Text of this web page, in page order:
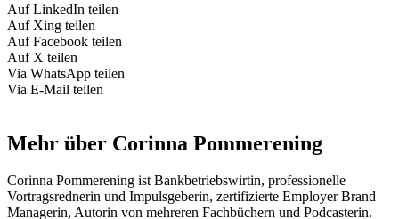
Auf LinkedIn teilen
Auf Xing teilen
Auf Facebook teilen
Auf X teilen
Via WhatsApp teilen
Via E-Mail teilen
Mehr über Corinna Pommerening
Corinna Pommerening ist Bankbetriebswirtin, professionelle
Vortragsrednerin und Impulsgeberin, zertifizierte Employer Brand
Managerin, Autorin von mehreren Fachbüchern und Podcasterin.